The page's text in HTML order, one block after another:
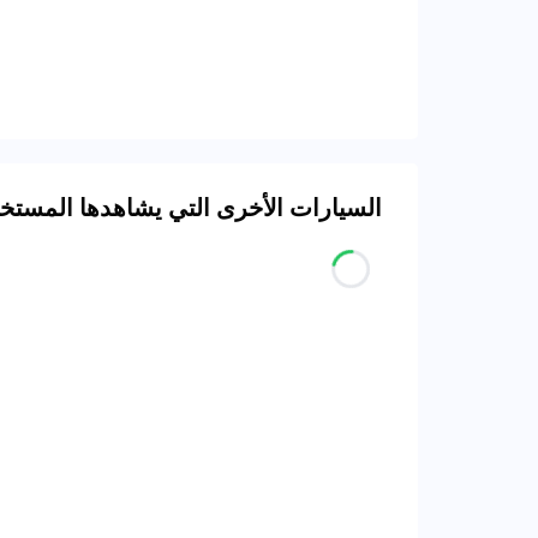
السيارات الأخرى التي يشاهدها